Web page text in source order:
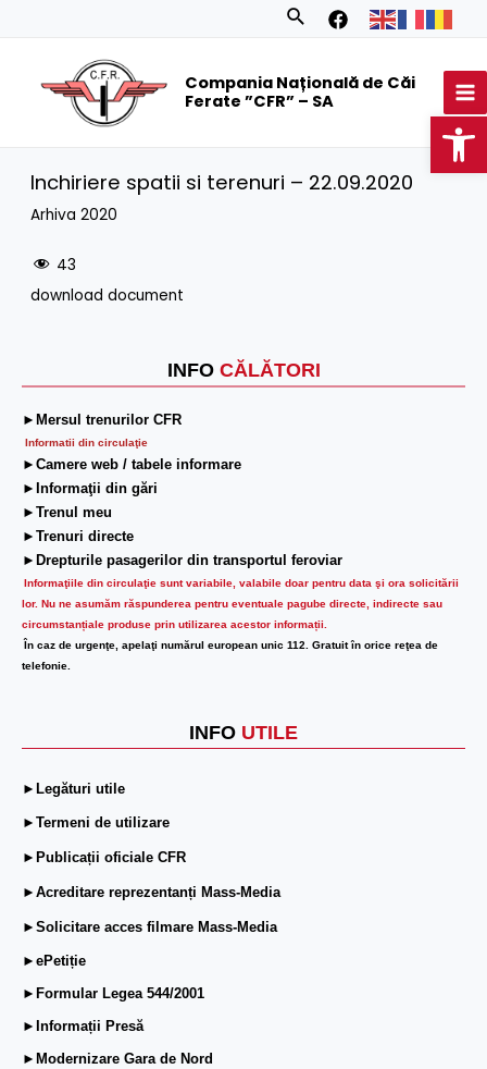
Search
Compania Națională de Căi
Ferate ”CFR” – SA
INFO CĂLĂTORI
►Mersul trenurilor CFR
Informatii din circulaţie
►Camere web / tabele informare
►Informaţii din gări
►Trenul meu
►Trenuri directe
►Drepturile pasagerilor din transportul feroviar
Informaţiile din circulaţie sunt variabile, valabile doar pentru data şi ora solicitării
lor. Nu ne asumăm răspunderea pentru eventuale pagube directe, indirecte sau
circumstanțiale produse prin utilizarea acestor informații.
În caz de urgenţe, apelaţi numărul european unic 112. Gratuit în orice reţea de
telefonie.
INFO UTILE
►Legături utile
►Termeni de utilizare
►Publicații oficiale CFR
►Acreditare reprezentanți Mass-Media
►Solicitare acces filmare Mass-Media
►ePetiție
►Formular Legea 544/2001
►Informații Presă
►Modernizare Gara de Nord
Inchiriere spatii si terenuri – 22.09.2020
Arhiva 2020
43
download document